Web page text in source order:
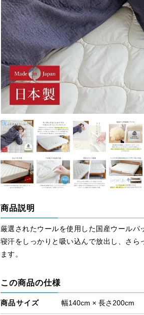
商品説明
厳選されたウールを使用した国産ウール
寝汗をしっかりと吸い込んで放出し、さ
ます。
この商品の仕様
商品サイズ 幅140cm × 長さ200cm